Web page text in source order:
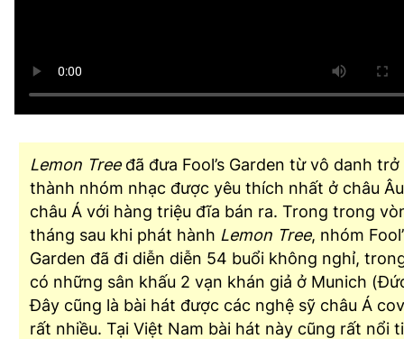
Lemon Treeđã đưa Fool’s Garden từ vô danh trở
thành nhóm nhạc được yêu thích nhất ở châu
châu Á với hàng triệu đĩa bán ra. Trong trong
tháng sau khi phát hành Lemon Tree, nhóm
Garden đã đi diễn diễn 54 buổi không nghỉ,
có những sân khấu 2 vạn khán giả ở Munich
Đây cũng là bài hát được các nghệ sỹ châu Á
rất nhiều. Tại Việt Nam bài hát này cũng rất nổi